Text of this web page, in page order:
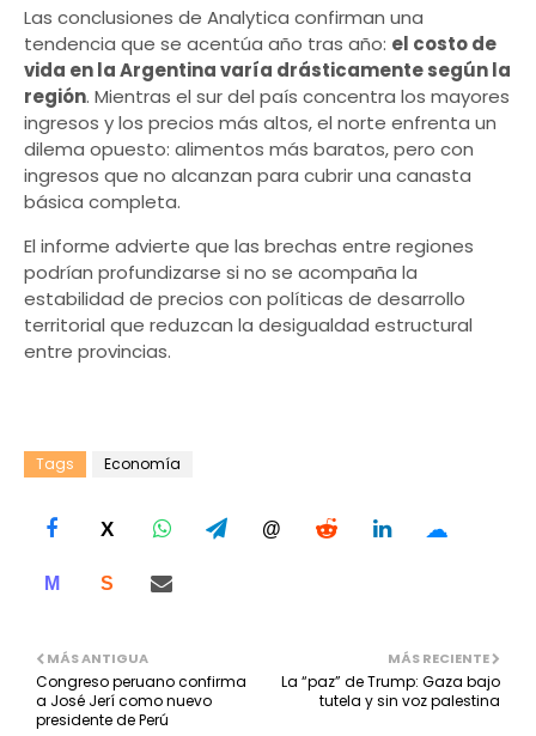
Las conclusiones de Analytica confirman una
tendencia que se acentúa año tras año: el costo de
vida en la Argentina varía drásticamente según la
región. Mientras el sur del país concentra los mayores
ingresos y los precios más altos, el norte enfrenta un
dilema opuesto: alimentos más baratos, pero con
ingresos que no alcanzan para cubrir una canasta
básica completa.
El informe advierte que las brechas entre regiones
podrían profundizarse si no se acompaña la
estabilidad de precios con políticas de desarrollo
territorial que reduzcan la desigualdad estructural
entre provincias.
Tags Economía
X @ ☁
M S
MÁS RECIENTE
La “paz” de Trump: Gaza bajo
tutela y sin voz palestina
MÁS ANTIGUA
Congreso peruano confirma
a José Jerí como nuevo
presidente de Perú